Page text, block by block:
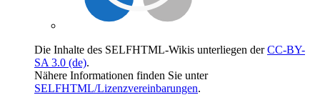
Die Inhalte des SELFHTML-Wikis unterliegen derCC-BY-
SA 3.0 (de).
Nähere Informationen finden Sie unter
SELFHTML/Lizenzvereinbarungen.